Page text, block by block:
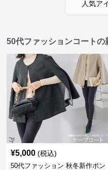
人気ア
50代ファッションコートの
¥5,000 (税込)
50代ファッション 秋冬新作ポン